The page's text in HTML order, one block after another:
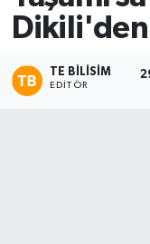
Dikili'den
TE BILISIM
EDITÖR
İzmir Namaz
Süper Lig